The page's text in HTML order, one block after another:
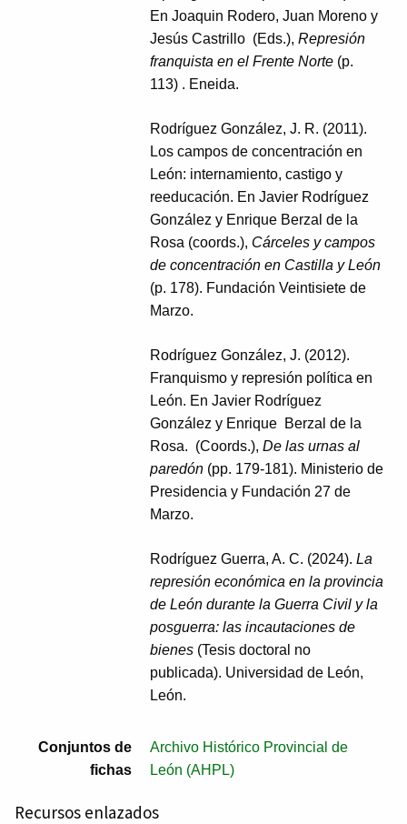
En Joaquin Rodero, Juan Moreno y
Jesús Castrillo (Eds.), Represión
franquista en el Frente Norte(p.
113) . Eneida.
Rodríguez González, J. R. (2011).
Los campos de concentración en
León: internamiento, castigo y
reeducación. En Javier Rodríguez
González y Enrique Berzal de la
Rosa (coords.), Cárceles y campos
de concentración en Castilla y León
(p. 178). Fundación Veintisiete de
Marzo.
Rodríguez González, J. (2012).
Franquismo y represión política en
León. En Javier Rodríguez
González y Enrique Berzal de la
Rosa. (Coords.), De las urnas al
paredón(pp. 179-181). Ministerio de
Presidencia y Fundación 27 de
Marzo.
Rodríguez Guerra, A. C. (2024). La
represión económica en la provincia
de León durante la Guerra Civil y la
posguerra: las incautaciones de
bienes(Tesis doctoral no
publicada). Universidad de León,
León.
Conjuntos de
fichas
Archivo Histórico Provincial de
León (AHPL)
Recursos enlazados